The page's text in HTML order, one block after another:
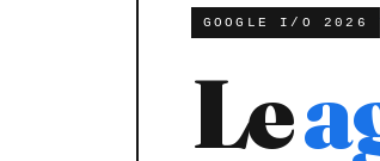
GOOGLE I/O 2026
Le